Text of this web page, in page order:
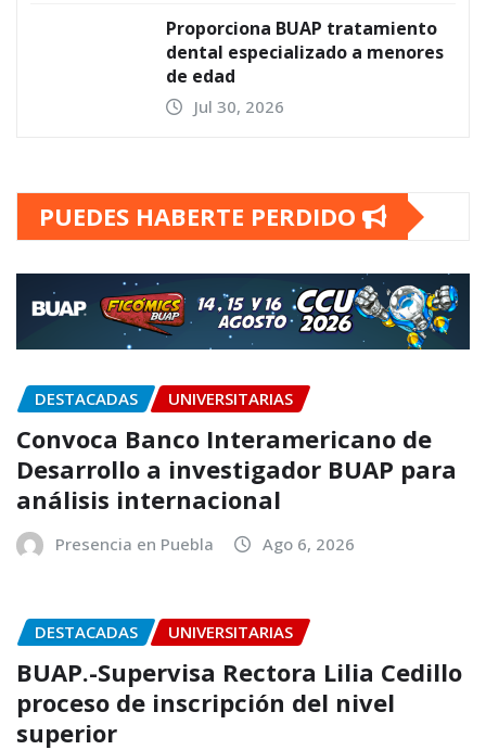
Proporciona BUAP tratamiento
dental especializado a menores
de edad
Jul 30, 2026
PUEDES HABERTE PERDIDO
DESTACADAS UNIVERSITARIAS
Convoca Banco Interamericano de
Desarrollo a investigador BUAP para
análisis internacional
Presencia en Puebla Ago 6, 2026
DESTACADAS UNIVERSITARIAS
BUAP.-Supervisa Rectora Lilia Cedillo
proceso de inscripción del nivel
superior